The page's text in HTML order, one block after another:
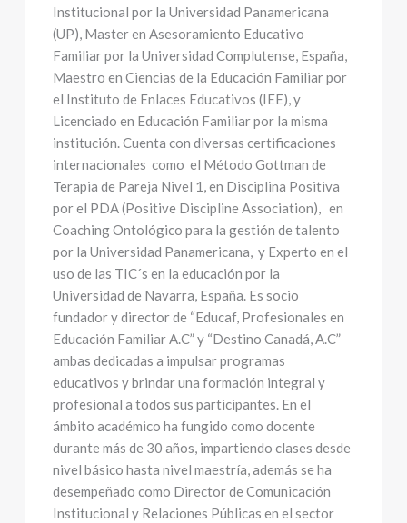
Institucional por la Universidad Panamericana
(UP), Master en Asesoramiento Educativo
Familiar por la Universidad Complutense, España,
Maestro en Ciencias de la Educación Familiar por
el Instituto de Enlaces Educativos (IEE), y
Licenciado en Educación Familiar por la misma
institución. Cuenta con diversas certificaciones
internacionales como el Método Gottman de
Terapia de Pareja Nivel 1, en Disciplina Positiva
por el PDA (Positive Discipline Association), en
Coaching Ontológico para la gestión de talento
por la Universidad Panamericana, y Experto en el
uso de las TIC´s en la educación por la
Universidad de Navarra, España. Es socio
fundador y director de “Educaf, Profesionales en
Educación Familiar A.C” y “Destino Canadá, A.C”
ambas dedicadas a impulsar programas
educativos y brindar una formación integral y
profesional a todos sus participantes. En el
ámbito académico ha fungido como docente
durante más de 30 años, impartiendo clases desde
nivel básico hasta nivel maestría, además se ha
desempeñado como Director de Comunicación
Institucional y Relaciones Públicas en el sector